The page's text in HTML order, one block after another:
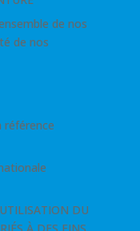
de nos
de nos
référence
DU